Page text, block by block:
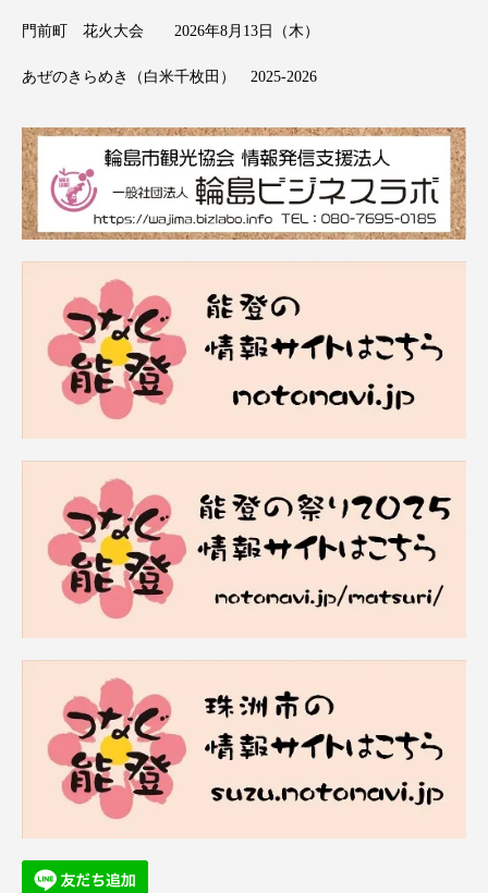
門前町 花火大会 2026年8月13日（木）
あぜのきらめき（白米千枚田） 2025-2026